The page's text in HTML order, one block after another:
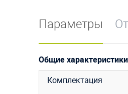
Параметры
Общие характеристики
Комплектация